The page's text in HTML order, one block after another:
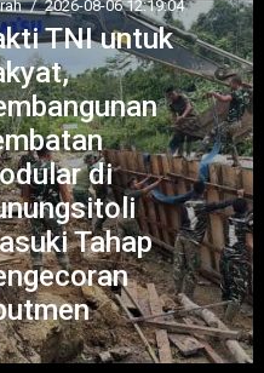
/ 2026-08-06
Bandara
Drone
Diduga
Sabotase